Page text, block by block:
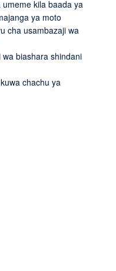
kila baada ya
ya moto
cha usambazaji wa
biashara shindani
chachu ya